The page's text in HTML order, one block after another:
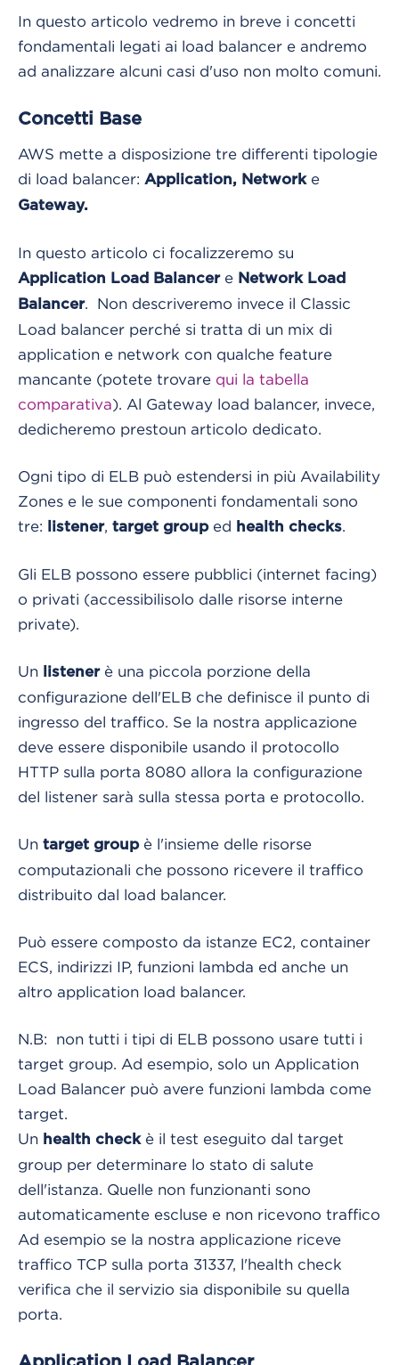
In questo articolo vedremo in breve i concetti
fondamentali legati ai load balancer e andremo
ad analizzare alcuni casi d'uso non molto comuni.
Concetti Base
AWS mette a disposizione tre differenti tipologie
di load balancer: Application, Networke
Gateway.
In questo articolo ci focalizzeremo su
Application Load Balancer e Network Load
Balancer. Non descriveremo invece il Classic
Load balancer perché si tratta di un mix di
application e network con qualche feature
mancante (potete trovare qui la tabella
comparativa). Al Gateway load balancer, invece,
dedicheremo prestoun articolo dedicato.
Ogni tipo di ELB può estendersi in più Availability
Zones e le sue componenti fondamentali sono
tre:
listener, target grouped health checks.
Gli ELB possono essere pubblici (internet facing)
o privati (accessibilisolo dalle risorse interne
private).
Un listenerè una piccola porzione della
configurazione dell'ELB che definisce il punto di
ingresso del traffico. Se la nostra applicazione
deve essere disponibile usando il protocollo
HTTP sulla porta 8080 allora la configurazione
del listener sarà sulla stessa porta e protocollo.
Un target groupè l'insieme delle risorse
computazionali che possono ricevere il traffico
distribuito dal load balancer.
Può essere composto da istanze EC2, container
ECS, indirizzi IP, funzioni lambda ed anche un
altro application load balancer.
N.B: non tutti i tipi di ELB possono usare tutti i
target group. Ad esempio, solo un Application
Load Balancer può avere funzioni lambda come
target.
Un health checkè il test eseguito dal target
group per determinare lo stato di salute
dell'istanza. Quelle non funzionanti sono
automaticamente escluse e non ricevono traffico
Ad esempio se la nostra applicazione riceve
traffico TCP sulla porta 31337, l'health check
verifica che il servizio sia disponibile su quella
porta.